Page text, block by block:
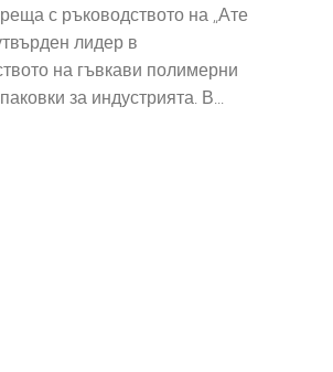
с ръководството на „Ате
лидер в
на гъвкави полимерни
за индустрията. В...